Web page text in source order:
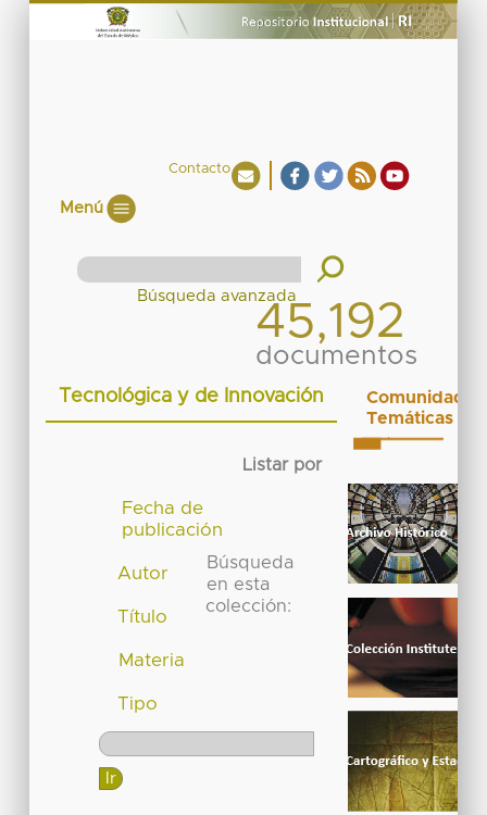
Contacto
Menú
45,192
documentos
Tecnológica y de Innovación
Listar por
Fecha de
publicación
Autor
Título
Materia
Tipo
Búsqueda
en esta
colección:
Comunidades
Temáticas